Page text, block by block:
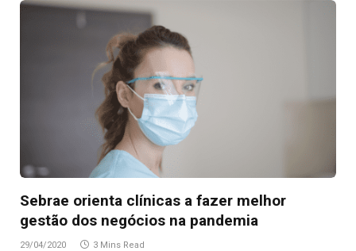
Sebrae orienta clínicas a fazer melhor
gestão dos negócios na pandemia
29/04/2020 3 Mins Read